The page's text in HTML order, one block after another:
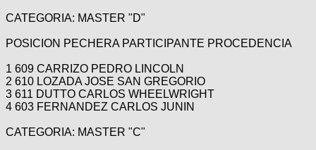
CATEGORIA: MASTER "D"
POSICION PECHERA PARTICIPANTE PROCEDENCIA
1 609 CARRIZO PEDRO LINCOLN
2 610 LOZADA JOSE SAN GREGORIO
3 611 DUTTO CARLOS WHEELWRIGHT
4 603 FERNANDEZ CARLOS JUNIN
CATEGORIA: MASTER "C"